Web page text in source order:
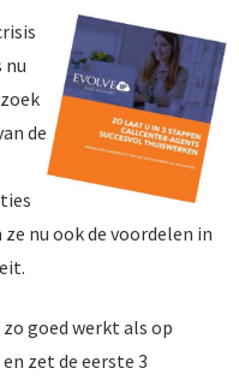
nu
de
nu ook de voordelen in
goed werkt als op
zet de eerste 3